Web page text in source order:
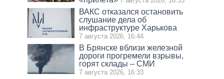
ВАКС отказался остановить
слушание дела об
инфраструктуре Харькова
7 августа 2026, 16:44
В Брянске вблизи железной
дороги прогремели взрывы,
горят склады – СМИ
7 августа 2026, 16:33